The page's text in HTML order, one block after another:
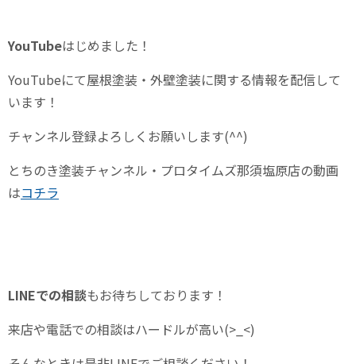
YouTubeはじめました！
YouTubeにて屋根塗装・外壁塗装に関する情報を配信して
います！
チャンネル登録よろしくお願いします(^^)
とちのき塗装チャンネル・プロタイムズ那須塩原店の動画
はコチラ
LINEでの相談もお待ちしております！
来店や電話での相談はハードルが高い(>_<)